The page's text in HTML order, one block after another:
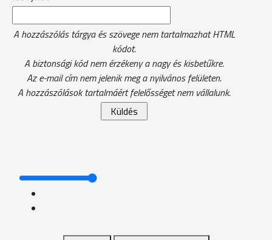
A hozzászólás tárgya és szövege nem tartalmazhat HTML
kódot.
A biztonsági kód nem érzékeny a nagy és kisbetűkre.
Az e-mail cím nem jelenik meg a nyilvános felületen.
A hozzászólások tartalmáért felelősséget nem vállalunk.